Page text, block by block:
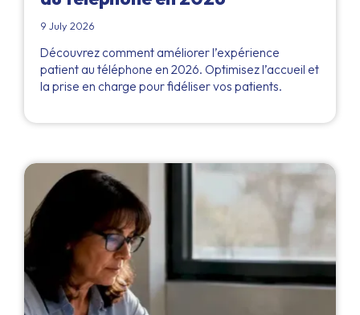
9 July 2026
Découvrez comment améliorer l’expérience
patient au téléphone en 2026. Optimisez l’accueil et
la prise en charge pour fidéliser vos patients.